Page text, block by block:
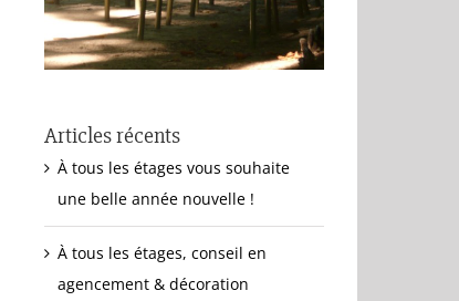
Articles récents
À tous les étages vous souhaite
une belle année nouvelle !
À tous les étages, conseil en
agencement & décoration